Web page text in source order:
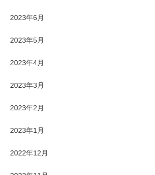
2023年6月
2023年5月
2023年4月
2023年3月
2023年2月
2023年1月
2022年12月